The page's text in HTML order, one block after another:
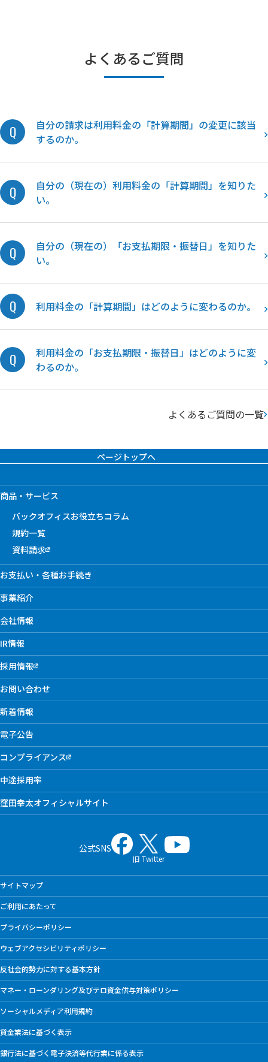
よくあるご質問
自分の請求は利用料金の「計算期間」の変更に該当
するのか。
自分の（現在の）利用料金の「計算期間」を知りた
い。
自分の（現在の）「お支払期限・振替日」を知りた
い。
利用料金の「計算期間」はどのように変わるのか。
利用料金の「お支払期限・振替日」はどのように変
わるのか。
よくあるご質問の一覧
ページトップへ
商品・サービス
バックオフィスお役立ちコラム
規約一覧
資料請求
お支払い・各種お手続き
事業紹介
会社情報
IR情報
採用情報
お問い合わせ
新着情報
電子公告
コンプライアンス
中途採用率
窪田幸太オフィシャルサイト
公式SNS
旧 Twitter
サイトマップ
ご利用にあたって
プライバシーポリシー
ウェブアクセシビリティポリシー
反社会的勢力に対する基本方針
マネー・ローンダリング及びテロ資金供与対策ポリシー
ソーシャルメディア利用規約
貸金業法に基づく表示
銀行法に基づく電子決済等代行業に係る表示